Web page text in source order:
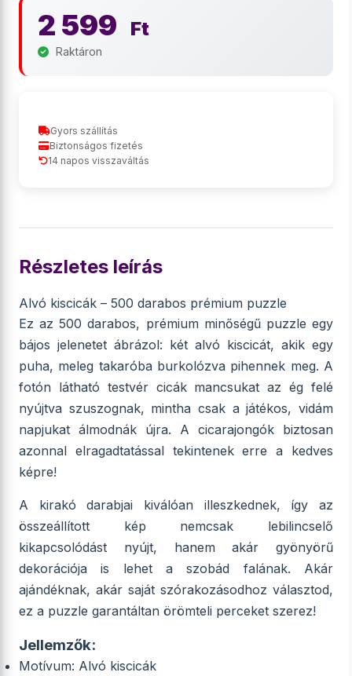
2 599 Ft
Raktáron
Gyors szállítás
Biztonságos fizetés
14 napos visszaváltás
Részletes leírás
Alvó kiscicák – 500 darabos prémium puzzle
Ez az 500 darabos, prémium minőségű puzzle egy
bájos jelenetet ábrázol: két alvó kiscicát, akik egy
puha, meleg takaróba burkolózva pihennek meg. A
fotón látható testvér cicák mancsukat az ég felé
nyújtva szuszognak, mintha csak a játékos, vidám
napjukat álmodnák újra. A cicarajongók biztosan
azonnal elragadtatással tekintenek erre a kedves
képre!
A kirakó darabjai kiválóan illeszkednek, így az
összeállított kép nemcsak lebilincselő
kikapcsolódást nyújt, hanem akár gyönyörű
dekorációja is lehet a szobád falának. Akár
ajándéknak, akár saját szórakozásodhoz választod,
ez a puzzle garantáltan örömteli perceket szerez!
Jellemzők:
Motívum: Alvó kiscicák